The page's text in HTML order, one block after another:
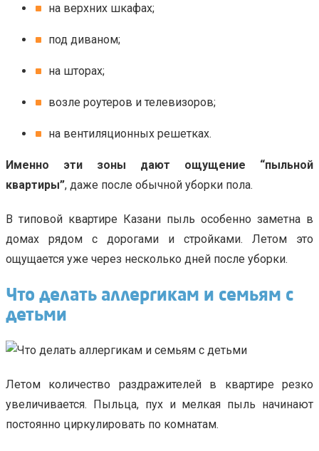
на верхних шкафах;
под диваном;
на шторах;
возле роутеров и телевизоров;
на вентиляционных решетках.
Именно эти зоны дают ощущение “пыльной
квартиры”, даже после обычной уборки пола.
В типовой квартире Казани пыль особенно заметна в
домах рядом с дорогами и стройками. Летом это
ощущается уже через несколько дней после уборки.
Что делать аллергикам и семьям с
детьми
Летом количество раздражителей в квартире резко
увеличивается. Пыльца, пух и мелкая пыль начинают
постоянно циркулировать по комнатам.